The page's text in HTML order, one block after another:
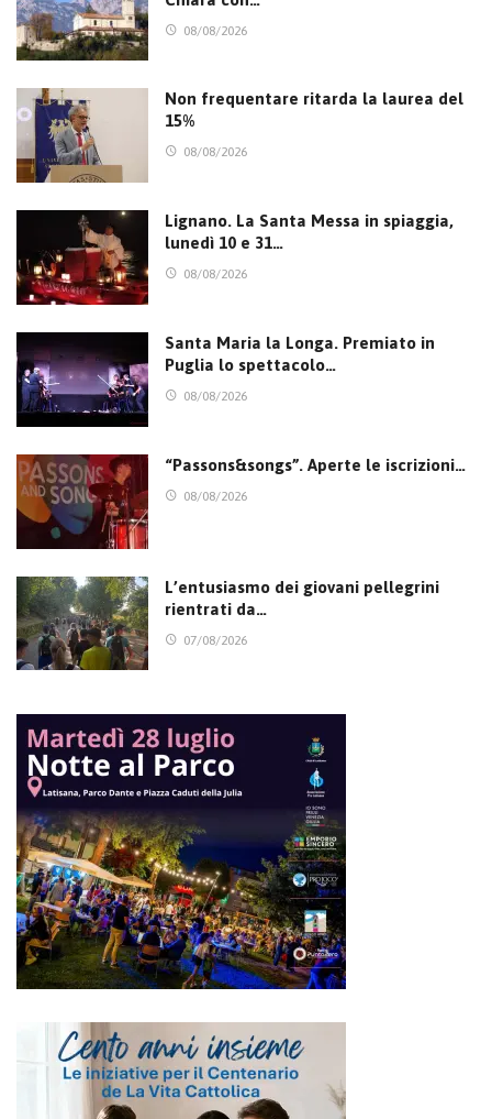
08/08/2026
Non frequentare ritarda la laurea del
15%
08/08/2026
Lignano. La Santa Messa in spiaggia,
lunedì 10 e 31…
08/08/2026
Santa Maria la Longa. Premiato in
Puglia lo spettacolo…
08/08/2026
“Passons&songs”. Aperte le iscrizioni…
08/08/2026
L’entusiasmo dei giovani pellegrini
rientrati da…
07/08/2026